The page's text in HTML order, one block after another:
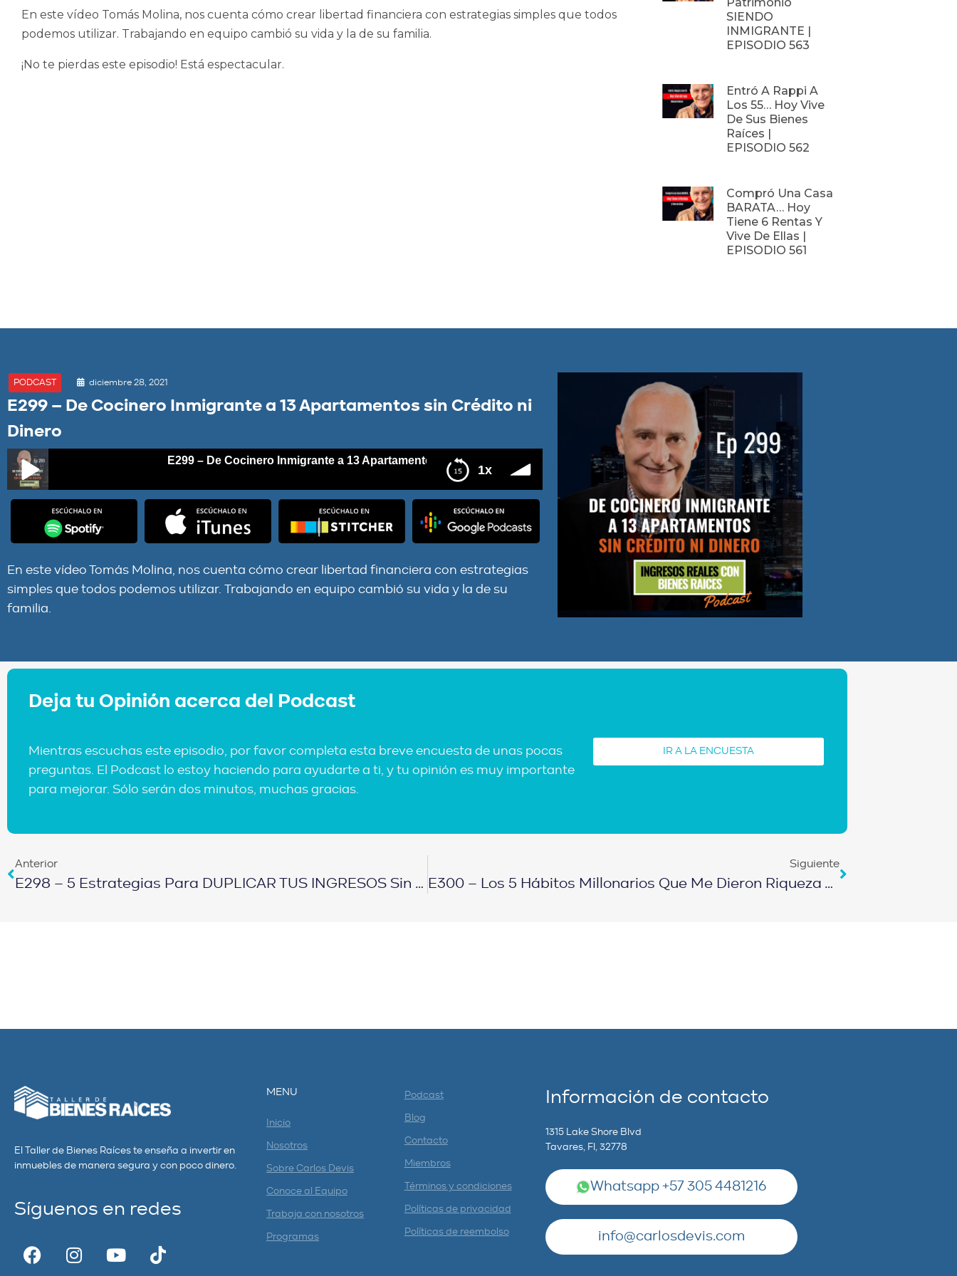
En este vídeo Tomás Molina, nos cuenta cómo crear libertad financiera con estrategias simples que todos
podemos utilizar. Trabajando en equipo cambió su vida y la de su familia.
¡No te pierdas este episodio! Está espectacular.
SIENDO
INMIGRANTE |
EPISODIO 563
Entró A Rappi A
Los 55… Hoy Vive
De Sus Bienes
Raíces |
EPISODIO 562
Compró Una Casa
BARATA… Hoy
Tiene 6 Rentas Y
Vive De Ellas |
EPISODIO 561
PODCAST diciembre 28, 2021
E299 – De Cocinero Inmigrante a 13 Apartamentos sin Crédito ni
Dinero
1x
E299 – De Cocinero Inmigrante a 13 Apartamentos sin Crédito ni Dinero
E299 – De Cocinero Inmigrante a 13 Apartamentos sin Crédito ni Dinero
En este vídeo Tomás Molina, nos cuenta cómo crear libertad financiera con estrategias
simples que todos podemos utilizar. Trabajando en equipo cambió su vida y la de su
familia.
Deja tu Opinión acerca del Podcast
Mientras escuchas este episodio, por favor completa esta breve encuesta de unas pocas
preguntas. El Podcast lo estoy haciendo para ayudarte a ti, y tu opinión es muy importante
para mejorar. Sólo serán dos minutos, muchas gracias.
IR A LA ENCUESTA
Anterior
E298 – 5 Estrategias Para DUPLICAR TUS INGRESOS Sin Dejar Tu Empleo
Siguiente
E300 – Los 5 Hábitos Millonarios Que Me Dieron Riqueza Y Abundancia | EPISODIO ESPECIAL 300
El Taller de Bienes Raíces te enseña a invertir en
inmuebles de manera segura y con poco dinero.
Síguenos en redes
MENU
Inicio
Nosotros
Sobre Carlos Devis
Conoce al Equipo
Trabaja con nosotros
Programas
Podcast
Blog
Contacto
Miembros
Términos y condiciones
Políticas de privacidad
Políticas de reembolso
Información de contacto
1315 Lake Shore Blvd
Tavares, Fl, 32778
Whatsapp +57 305 4481216
info@carlosdevis.com